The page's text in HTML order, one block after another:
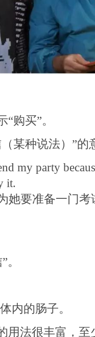
购买”。
某种说法）”的
my party
it.
她要准备一门
内的肠子。
用法很丰富，